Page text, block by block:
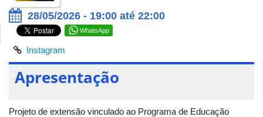
28/05/2026 - 19:00 até 22:00
WhatsApp
Instagram
Apresentação
Projeto de extensão vinculado ao Programa de Educação